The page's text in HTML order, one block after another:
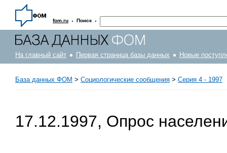
fom.ru · Поиск ·
На главный сайт Первая страница базы данных Новые
База данных ФОМ > Социологические сообщения > Серия 4 - 1997
17.12.1997, Опрос